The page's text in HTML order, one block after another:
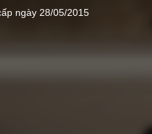
ngày 28/05/2015